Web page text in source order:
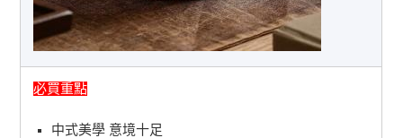
必買重點
中式美學 意境十足